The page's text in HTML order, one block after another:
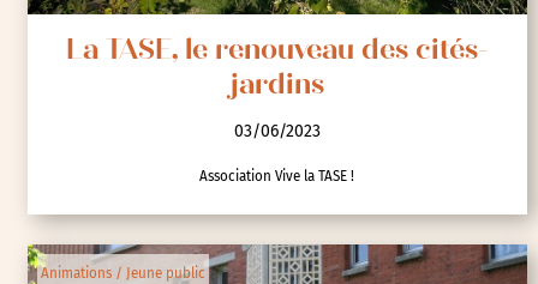
La TASE, le renouveau des cités-
jardins
03/06/2023
Association Vive la TASE !
Animations / Jeune public